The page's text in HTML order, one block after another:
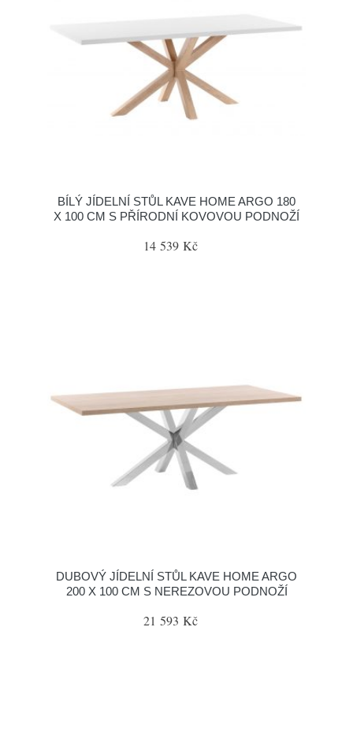
BÍLÝ JÍDELNÍ STŮL KAVE HOME ARGO 180
X 100 CM S PŘÍRODNÍ KOVOVOU PODNOŽÍ
14 539 Kč
DUBOVÝ JÍDELNÍ STŮL KAVE HOME ARGO
200 X 100 CM S NEREZOVOU PODNOŽÍ
21 593 Kč